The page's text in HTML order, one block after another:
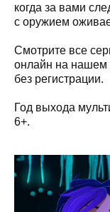
когда за вами
с оружием
Смотрите все
онлайн на нашем
без регистрации.
Год выхода
6+.